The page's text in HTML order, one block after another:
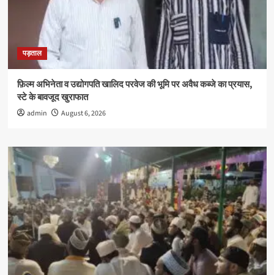
पड़ताल
फ़िल्म अभिनेता व उद्योगपति खालिद परवेज की भूमि पर अवैध कब्जे का प्रयास,
स्टे के बावजूद खुराफात
admin August 6, 2026